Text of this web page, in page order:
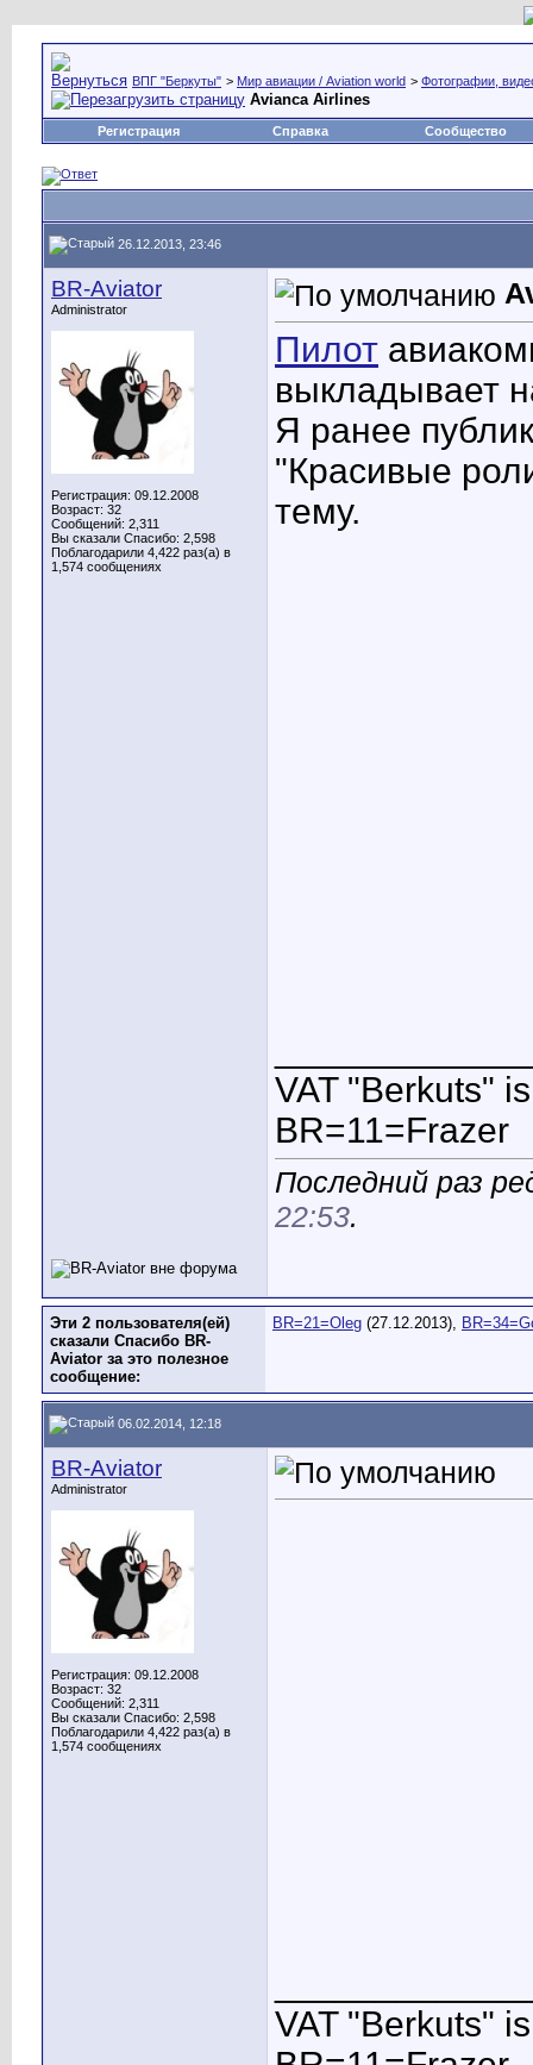
ВПГ "Беркуты" > Мир авиации / Aviation world > Фотографии,
Avianca Airlines
Регистрация Справка Сообщество
26.12.2013, 23:46
BR-Aviator
Administrator
Регистрация: 09.12.2008
Возраст: 32
Сообщений: 2,311
Вы сказали Спасибо: 2,598
Поблагодарили 4,422 раз(а) в
1,574 сообщениях
Пилот
выкладывает
Я ранее
"Красивые
тему.
VAT "Berkuts"
BR=11=Frazer
Последний раз
22:53.
Эти 2 пользователя(ей)
сказали Спасибо BR-
Aviator за это полезное
сообщение:
BR=21=Oleg (27.12.2013),
06.02.2014, 12:18
BR-Aviator
Administrator
Регистрация: 09.12.2008
Возраст: 32
Сообщений: 2,311
Вы сказали Спасибо: 2,598
Поблагодарили 4,422 раз(а) в
1,574 сообщениях
VAT "Berkuts"